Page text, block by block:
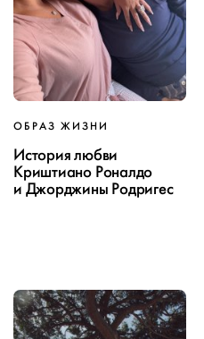
ОБРАЗ ЖИЗНИ
История любви
Криштиано Роналдо
и Джорджины Родригес